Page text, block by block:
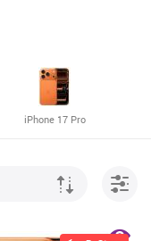
iPhone 17 Pro